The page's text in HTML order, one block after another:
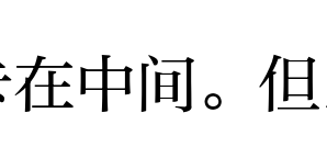
在中间。